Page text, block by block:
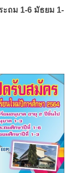
ะถม 1-6 มัธยม 1-